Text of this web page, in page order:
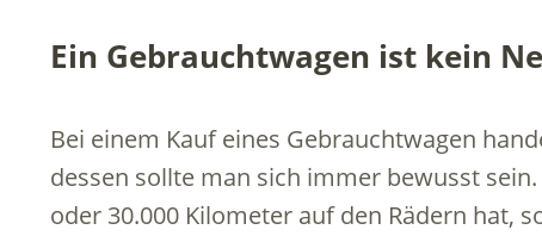
Ein Gebrauchtwagen ist kein
Bei einem Kauf eines Gebrauchtwagen
dessen sollte man sich immer bewusst
oder 30.000 Kilometer auf den Rädern hat,